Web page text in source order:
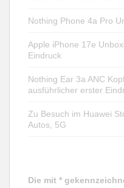
Nothing Phone 4a Pro
Apple iPhone 17e
Eindruck
Nothing Ear 3a ANC
ausführlicher erster
Zu Besuch im Huawei
Autos, 5G
Die mit *